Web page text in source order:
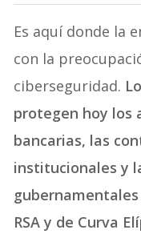
Es aquí donde la
con la
ciberseguridad.
protegen hoy los
bancarias, las
institucionales y
RSA y de Curva